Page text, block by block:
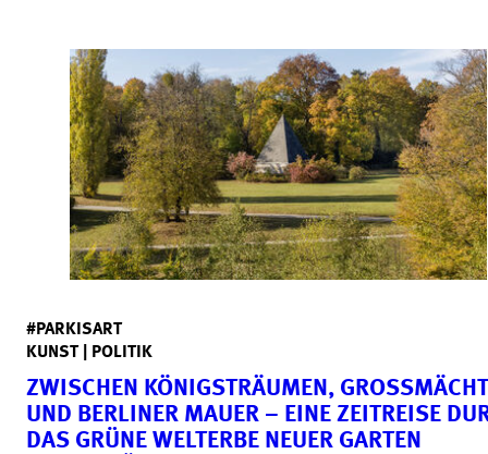
#PARKISART
KUNST | POLITIK
ZWISCHEN KÖNIGSTRÄUMEN,
ND BERLINER MAUER – EINE ZEITREISE
AS GRÜNE WELTERBE NEUER GARTEN